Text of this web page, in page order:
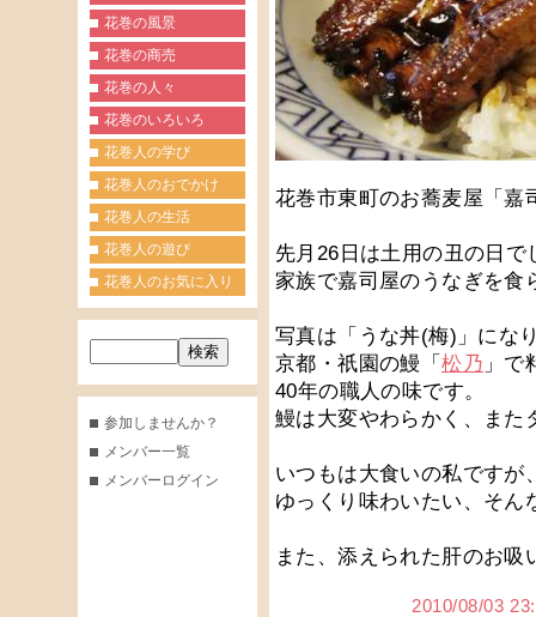
花巻の風景
花巻の商売
花巻の人々
花巻のいろいろ
花巻人の学び
花巻人のおでかけ
花巻人の生活
花巻人の遊び
花巻人のお気に入り
参加しませんか？
メンバー一覧
メンバーログイン
花巻市東町のお蕎麦屋「嘉
先月26日は土用の丑の日で
家族で嘉司屋のうなぎを食
写真は「うな丼(梅)」にな
京都・祇園の鰻「松乃 」で
40年の職人の味です。
鰻は大変やわらかく、また
いつもは大食いの私ですが
ゆっくり味わいたい、そん
また、添えられた肝のお
2010/08/03